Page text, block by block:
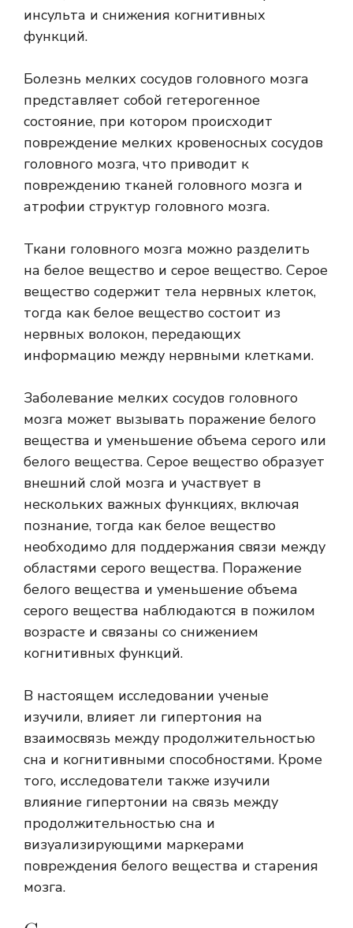
инсульта и снижения когнитивных
функций.
Болезнь мелких сосудов головного мозга
представляет собой гетерогенное
состояние, при котором происходит
повреждение мелких кровеносных сосудов
головного мозга, что приводит к
повреждению тканей головного мозга и
атрофии структур головного мозга.
Ткани головного мозга можно разделить
на белое вещество и серое вещество. Серое
вещество содержит тела нервных клеток,
тогда как белое вещество состоит из
нервных волокон, передающих
информацию между нервными клетками.
Заболевание мелких сосудов головного
мозга может вызывать поражение белого
вещества и уменьшение объема серого или
белого вещества. Серое вещество образует
внешний слой мозга и участвует в
нескольких важных функциях, включая
познание, тогда как белое вещество
необходимо для поддержания связи между
областями серого вещества. Поражение
белого вещества и уменьшение объема
серого вещества наблюдаются в пожилом
возрасте и связаны со снижением
когнитивных функций.
В настоящем исследовании ученые
изучили, влияет ли гипертония на
взаимосвязь между продолжительностью
сна и когнитивными способностями. Кроме
того, исследователи также изучили
влияние гипертонии на связь между
продолжительностью сна и
визуализирующими маркерами
повреждения белого вещества и старения
мозга.